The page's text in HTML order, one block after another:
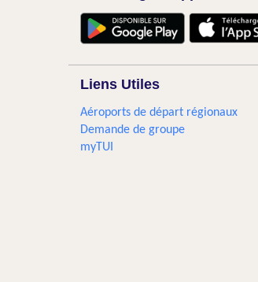
Liens Utiles
Aéroports de départ régionaux
Demande de groupe
myTUI